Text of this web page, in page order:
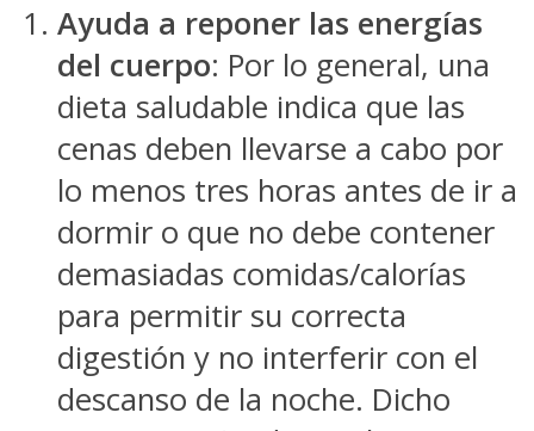
Ayuda a reponer las energías
del cuerpo: Por lo general, una
dieta saludable indica que las
cenas deben llevarse a cabo por
lo menos tres horas antes de ir a
dormir o que no debe contener
demasiadas comidas/calorías
para permitir su correcta
digestión y no interferir con el
descanso de la noche. Dicho